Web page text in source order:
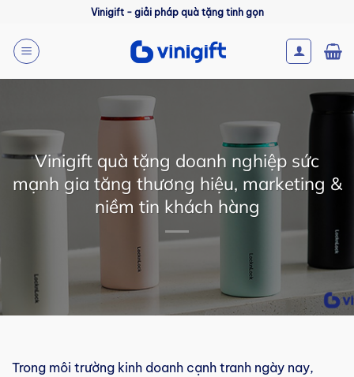
nội
dung
Vinigift - giải pháp quà tặng tinh gọn
Vinigift quà tặng doanh nghiệp sức
mạnh gia tăng thương hiệu, marketing &
niềm tin khách hàng
Trong môi trường kinh doanh cạnh tranh ngày nay,